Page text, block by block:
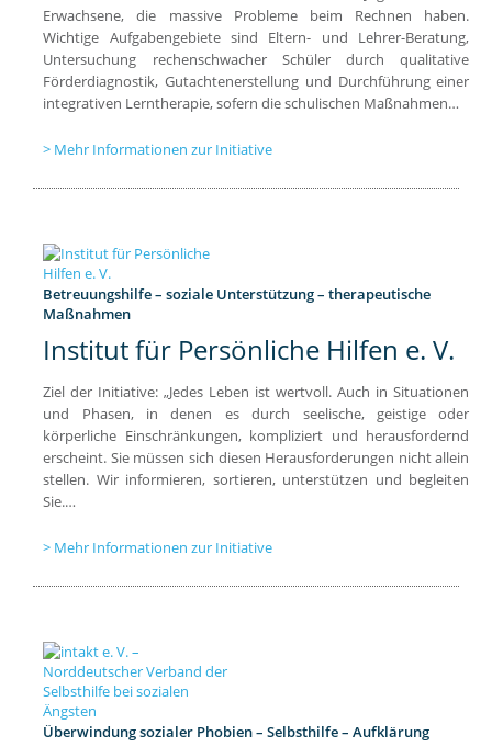
Erwachsene, die massive Probleme beim Rechnen haben.
Wichtige Aufgabengebiete sind Eltern- und Lehrer-Beratung,
Untersuchung rechenschwacher Schüler durch qualitative
Förderdiagnostik, Gutachtenerstellung und Durchführung einer
integrativen Lerntherapie, sofern die schulischen Maßnahmen…
Mehr Informationen zur Initiative
Betreuungshilfe – soziale Unterstützung – therapeutische
Maßnahmen
Institut für Persönliche Hilfen e. V.
Ziel der Initiative: „Jedes Leben ist wertvoll. Auch in Situationen
und Phasen, in denen es durch seelische, geistige oder
körperliche Einschränkungen, kompliziert und herausfordernd
erscheint. Sie müssen sich diesen Herausforderungen nicht allein
stellen. Wir informieren, sortieren, unterstützen und begleiten
Sie.…
Mehr Informationen zur Initiative
Überwindung sozialer Phobien – Selbsthilfe – Aufklärung